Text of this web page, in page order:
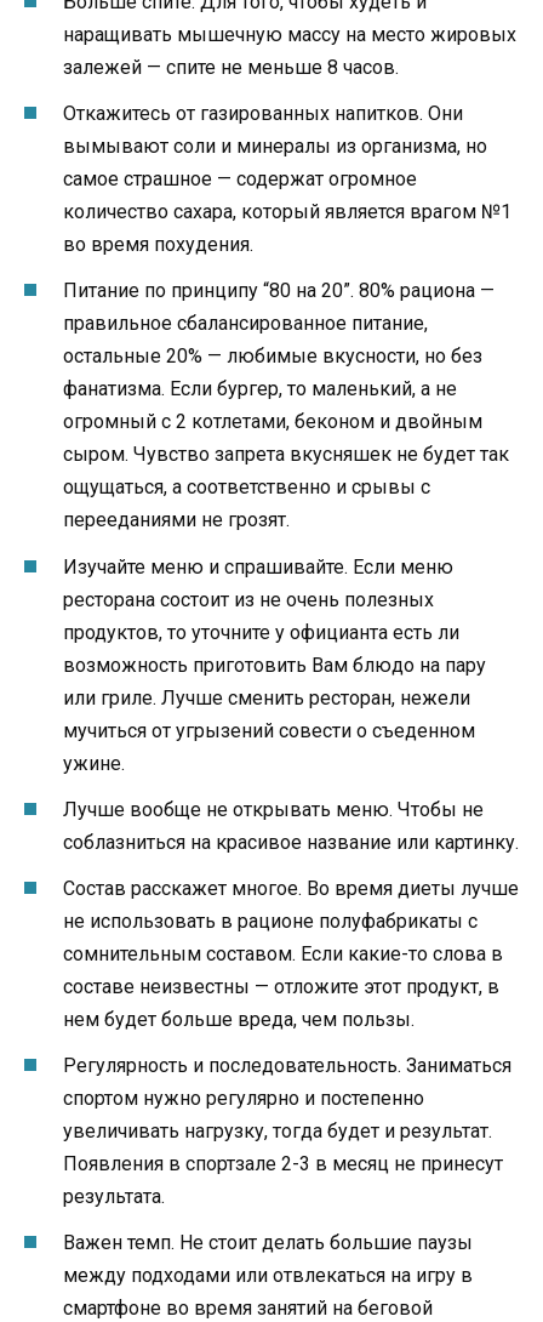
наращивать мышечную массу на место жировых
залежей — спите не меньше 8 часов.
Откажитесь от газированных напитков. Они
вымывают соли и минералы из организма, но
самое страшное — содержат огромное
количество сахара, который является врагом №1
во время похудения.
Питание по принципу “80 на 20”. 80% рациона —
правильное сбалансированное питание,
остальные 20% — любимые вкусности, но без
фанатизма. Если бургер, то маленький, а не
огромный с 2 котлетами, беконом и двойным
сыром. Чувство запрета вкусняшек не будет так
ощущаться, а соответственно и срывы с
перееданиями не грозят.
Изучайте меню и спрашивайте. Если меню
ресторана состоит из не очень полезных
продуктов, то уточните у официанта есть ли
возможность приготовить Вам блюдо на пару
или гриле. Лучше сменить ресторан, нежели
мучиться от угрызений совести о съеденном
ужине.
Лучше вообще не открывать меню. Чтобы не
соблазниться на красивое название или картинку.
Состав расскажет многое. Во время диеты лучше
не использовать в рационе полуфабрикаты с
сомнительным составом. Если какие-то слова в
составе неизвестны — отложите этот продукт, в
нем будет больше вреда, чем пользы.
Регулярность и последовательность. Заниматься
спортом нужно регулярно и постепенно
увеличивать нагрузку, тогда будет и результат.
Появления в спортзале 2-3 в месяц не принесут
результата.
Важен темп. Не стоит делать большие паузы
между подходами или отвлекаться на игру в
смартфоне во время занятий на беговой